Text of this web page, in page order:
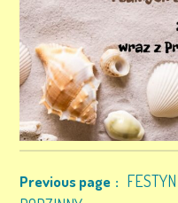
Previous page
FESTYN